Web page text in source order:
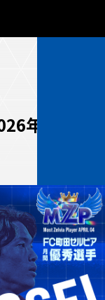
年4月の